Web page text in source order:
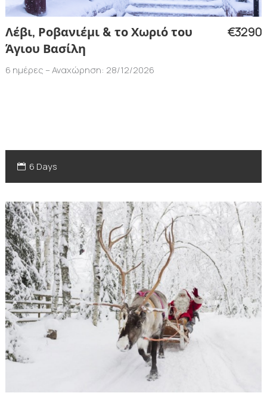
Λέβι, Ροβανιέμι & το Χωριό του
Άγιου Βασίλη
€3290
6 ημέρες – Αναχώρηση: 28/12/2026
6 Days